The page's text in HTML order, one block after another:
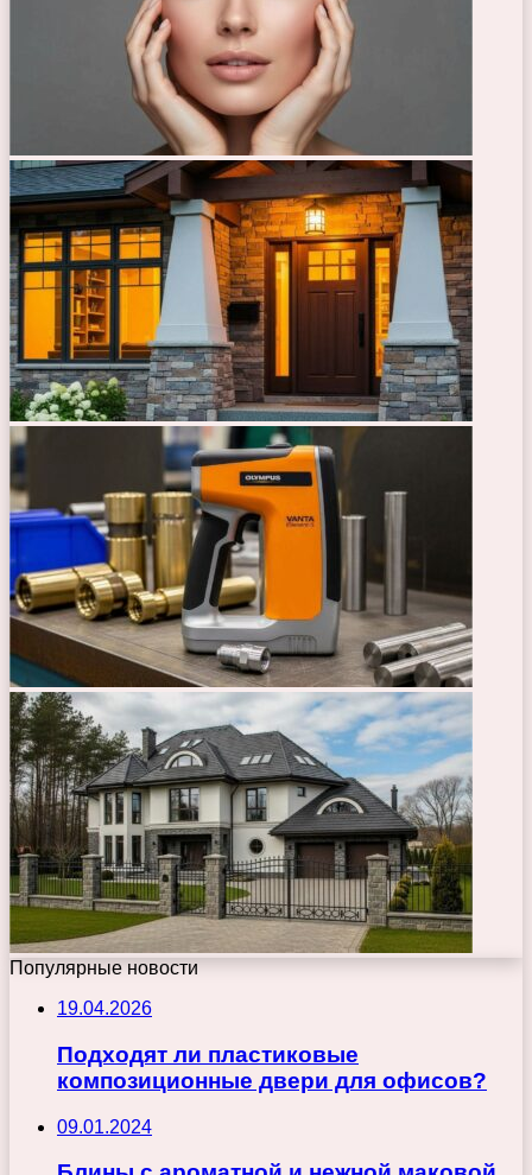
Популярные новости
19.04.2026
Подходят ли пластиковые
композиционные двери для офисов?
09.01.2024